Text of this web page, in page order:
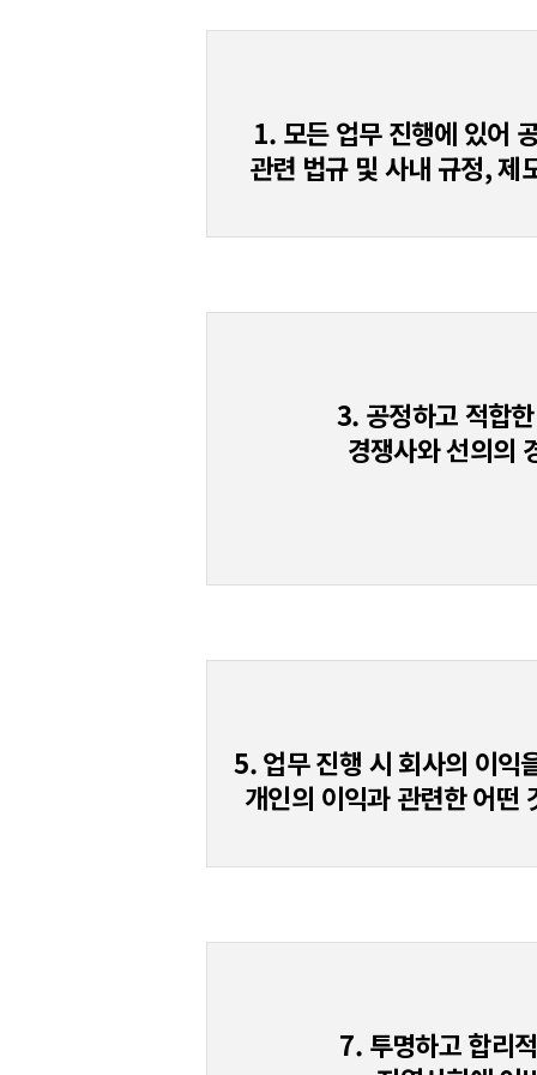
1. 모든 업무 진행에 있어
관련 법규 및 사내 규정, 제
3. 공정하고 적합
경쟁사와 선의의
5. 업무 진행 시 회사의 이익
개인의 이익과 관련한 어떤
7. 투명하고 합리